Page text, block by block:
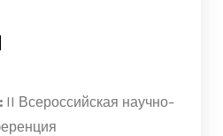
II Всероссийская научно-